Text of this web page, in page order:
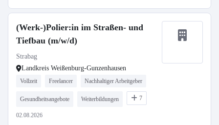
(Werk-)Polier:in im Straßen- und
Tiefbau (m/w/d)
Strabag
Landkreis Weißenburg-Gunzenhausen
Vollzeit Freelancer Nachhaltiger Arbeitgeber
Gesundheitsangebote Weiterbildungen 7
02.08.2026